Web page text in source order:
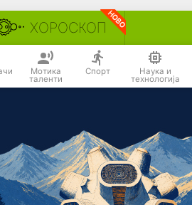
ХОРОСКОП
Мотика
таленти
Спорт Наука и
технологија